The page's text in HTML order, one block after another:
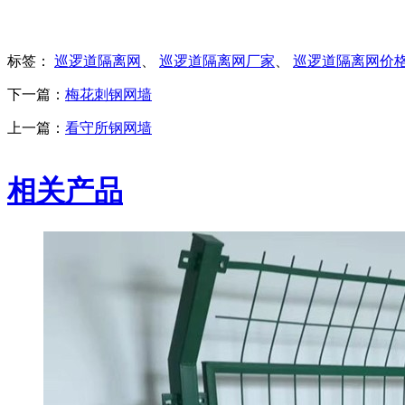
标签： 巡逻道隔离网 巡逻道隔离网厂家 巡逻道隔离网价
下一篇： 梅花刺钢网墙
上一篇： 看守所钢网墙
相关产品